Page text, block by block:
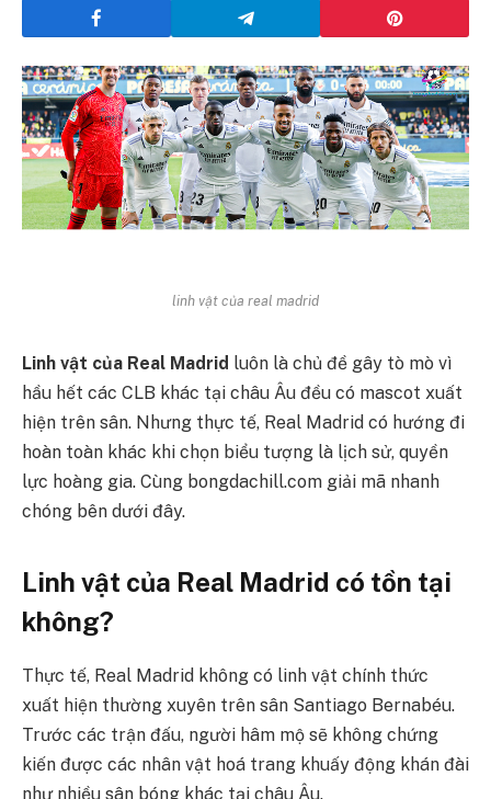
linh vật của real madrid
Linh vật của Real Madrid luôn là chủ đề gây tò mò vì
hầu hết các CLB khác tại châu Âu đều có mascot xuất
hiện trên sân. Nhưng thực tế, Real Madrid có hướng đi
hoàn toàn khác khi chọn biểu tượng là lịch sử, quyền
lực hoàng gia. Cùng bongdachill.com giải mã nhanh
chóng bên dưới đây.
Linh vật của Real Madrid có tồn tại
không?
Thực tế, Real Madrid không có linh vật chính thức
xuất hiện thường xuyên trên sân Santiago Bernabéu.
Trước các trận đấu, người hâm mộ sẽ không chứng
kiến được các nhân vật hoá trang khuấy động khán đài
như nhiều sân bóng khác tại châu Âu.